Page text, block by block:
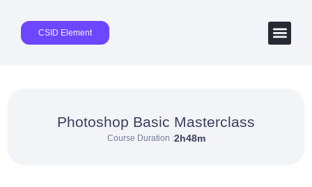
CSID Element
Photoshop Basic Masterclass
Course Duration :2h48m